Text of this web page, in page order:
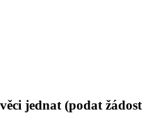
jednat (podat žádost